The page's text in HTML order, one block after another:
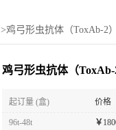
>鸡弓形虫抗体（ToxAb-2
鸡弓形虫抗体（ToxAb-
起订量 (盒) 价格
96t-48t ￥